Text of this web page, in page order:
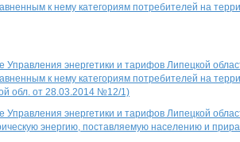
к нему категориям потребителей на
Управления энергетики и тарифов Липецкой
к нему категориям потребителей на
обл. от 28.03.2014 №12/1)
Управления энергетики и тарифов Липецкой
энергию, поставляемую населению и